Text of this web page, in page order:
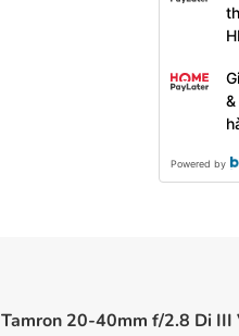
Powered by
Tamron 20-40mm f/2.8 Di III